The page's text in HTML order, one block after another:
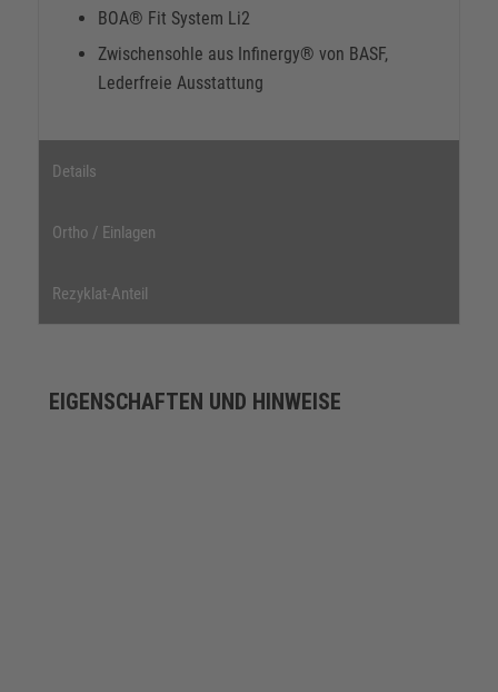
BOA® Fit System Li2
Zwischensohle aus Infinergy® von BASF,
Lederfreie Ausstattung
Details
Ortho / Einlagen
Rezyklat-Anteil
EIGENSCHAFTEN UND HINWEISE